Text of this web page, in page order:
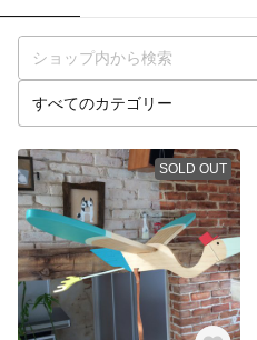
SOLD OUT